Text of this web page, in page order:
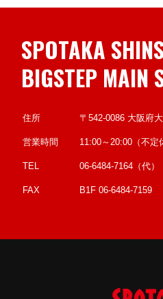
SPOTAKA
BIGSTEP MAIN
住所 〒542-0086 大阪府
営業時間 11:00～20:00（不定
TEL 06-6484-7164（代）
FAX B1F 06-6484-7159